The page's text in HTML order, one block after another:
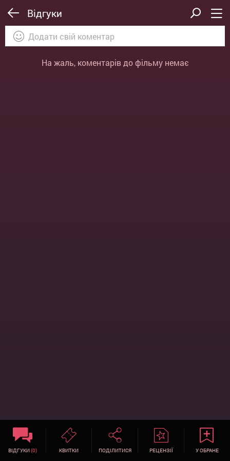
Відгуки
На жаль, коментарів до фільму немає
ВІДГУКИ(0) КВИТКИ ПОДІЛИТИСЯ РЕЦЕНЗІЇ У ОБРАНЕ